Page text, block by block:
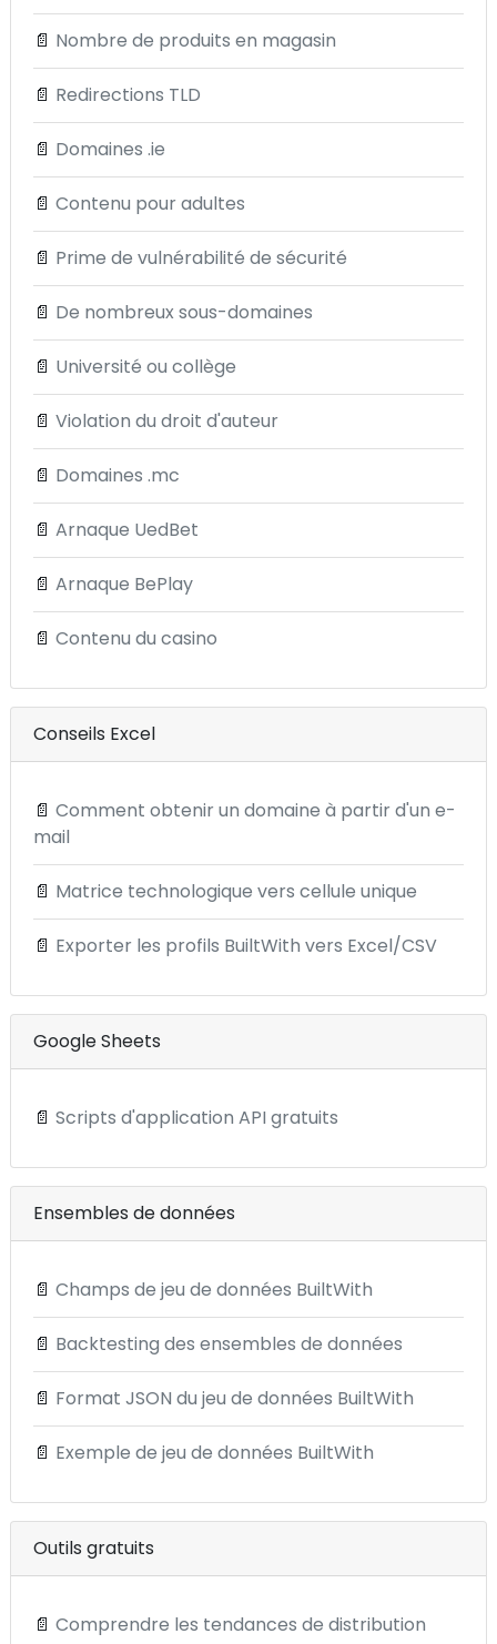
📄 Nombre de produits en magasin
📄 Redirections TLD
📄 Domaines .ie
📄 Contenu pour adultes
📄 Prime de vulnérabilité de sécurité
📄 De nombreux sous-domaines
📄 Université ou collège
📄 Violation du droit d'auteur
📄 Domaines .mc
📄 Arnaque UedBet
📄 Arnaque BePlay
📄 Contenu du casino
Conseils Excel
📄 Comment obtenir un domaine à partir d'un e-
mail
📄 Matrice technologique vers cellule unique
📄 Exporter les profils BuiltWith vers Excel/CSV
Google Sheets
📄 Scripts d'application API gratuits
Ensembles de données
📄 Champs de jeu de données BuiltWith
📄 Backtesting des ensembles de données
📄 Format JSON du jeu de données BuiltWith
📄 Exemple de jeu de données BuiltWith
Outils gratuits
📄 Comprendre les tendances de distribution